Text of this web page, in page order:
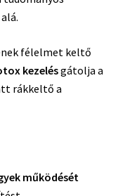
félelmet keltő
kezelésgátolja a
rákkeltő a
működését